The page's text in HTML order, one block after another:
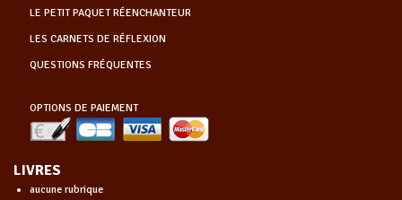
LE PETIT PAQUET RÉENCHANTEUR
LES CARNETS DE RÉFLEXION
QUESTIONS FRÉQUENTES
OPTIONS DE PAIEMENT
LIVRES
aucune rubrique